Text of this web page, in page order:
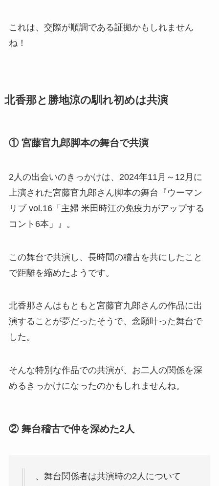
これは、交際が順調である証拠かもしれません
ね！
北香那と勝地涼の馴れ初めは共演
① 宮藤官九郎脚本の舞台で共演
2人の出会いのきっかけは、2024年11月～12月に
上演された宮藤官九郎さん脚本の舞台『ウーマン
リブ vol.16「主婦 米田時江の免疫力がアップする
コント6本」』。
この舞台で共演し、長時間の稽古を共にしたこと
で距離を縮めたようです。
北香那さんはもともと宮藤官九郎さんの作品に出
演することが夢だったそうで、念願叶った舞台で
した。
そんな特別な作品での共演が、お二人の関係を深
めるきっかけになったのかもしれませんね。
② 舞台稽古で仲を深めた2人
、舞台関係者は共演時の2人について